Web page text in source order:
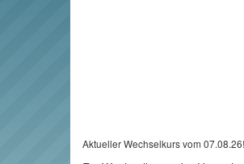
Aktueller Wechselkurs vom